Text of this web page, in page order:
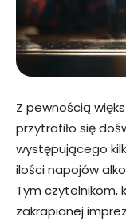
Z pewnością
przytrafiło się
występującego
ilości napojów
Tym czytelnikom,
zakrapianej